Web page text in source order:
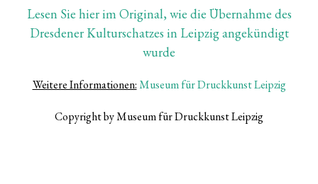
Lesen Sie hier im Original, wie die Übernahme des
Dresdener Kulturschatzes in Leipzig angekündigt
wurde
Weitere Informationen:Museum für Druckkunst Leipzig
Copyright by Museum für Druckkunst Leipzig